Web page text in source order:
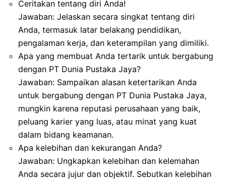
Ceritakan tentang diri Anda!
Jawaban: Jelaskan secara singkat tentang diri
Anda, termasuk latar belakang pendidikan,
pengalaman kerja, dan keterampilan yang dimiliki.
Apa yang membuat Anda tertarik untuk bergabung
dengan PT Dunia Pustaka Jaya?
Jawaban: Sampaikan alasan ketertarikan Anda
untuk bergabung dengan PT Dunia Pustaka Jaya,
mungkin karena reputasi perusahaan yang baik,
peluang karier yang luas, atau minat yang kuat
dalam bidang keamanan.
Apa kelebihan dan kekurangan Anda?
Jawaban: Ungkapkan kelebihan dan kelemahan
Anda secara jujur dan objektif. Sebutkan kelebihan